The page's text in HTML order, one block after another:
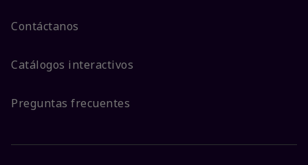
Contáctanos
Catálogos interactivos
Preguntas frecuentes